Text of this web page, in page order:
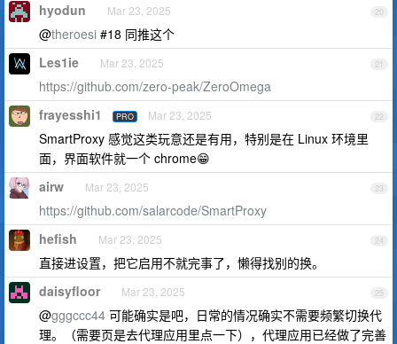
20
hyodun Mar 23, 2025
@theroesi #18 同推这个
21
Les1ie Mar 23, 2025
https://github.com/zero-peak/ZeroOmega
22
frayesshi1 PRO Mar 23, 2025
SmartProxy 感觉这类玩意还是有用，特别是在 Linux 环境里
面，界面软件就一个 chrome😁
23
airw Mar 23, 2025
https://github.com/salarcode/SmartProxy
24
hefish Mar 23, 2025
直接进设置，把它启用不就完事了，懒得找别的换。
25
daisyfloor Mar 23, 2025
@gggccc44 可能确实是吧，日常的情况确实不需要频繁切换代
理。（需要页是去代理应用里点一下），代理应用已经做了完善